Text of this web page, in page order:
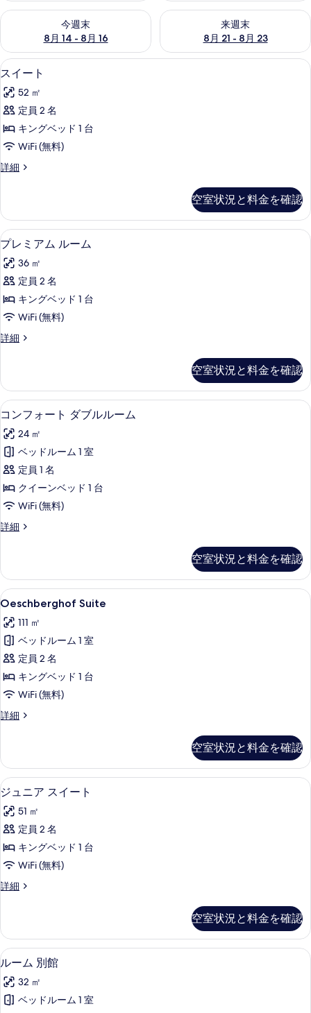
今週末
8月 14 - 8月 16
今週末 8月 14 - 8月 16 の空室状況をチェック
来週末
8月 21 - 8月 23
来週末 8月 21 - 8月 23 の空室
ス
イ
ー
ト
の
す
べ
の
写
真
を
表
示
す
る
スイート | ピロートップベッド、ミ
7
スイート
52 ㎡
定員 2 名
キングベッド 1 台
WiFi (無料)
詳細
ス
の
詳
細
空室状況と料金を確認
プ
レ
ミ
ア
ム
ル
ー
の
す
べ
て
の
写
真
を
表
る
プレミアム ルーム | ピロートップベ
6
プレミアム ルーム
36 ㎡
定員 2 名
キングベッド 1 台
WiFi (無料)
詳細
プ
ム
ル
ー
の
詳
空室状況と料金を確認
コ
ン
フ
ォ
ー
ト
ダ
ブ
ル
ー
ム
の
す
べ
て
の
写
表
示
す
る
コンフォート ダブルルーム | ピロー
4
コンフォート ダブルルーム
24 ㎡
ベッドルーム 1 室
定員 1 名
クイーンベッド 1 台
WiFi (無料)
詳細
コ
ー
ト
ダ
ル
ル
ム
の
詳
細
空室状況と料金を確認
Oeschberghof
Suite
の
す
べ
て
の
写
表
示
す
る
Oeschberghof Suite | ピロートップ
14
Oeschberghof Suite
111 ㎡
ベッドルーム 1 室
定員 2 名
キングベッド 1 台
WiFi (無料)
詳細
Oeschberghof
細
空室状況と料金を確認
ジ
ュ
ニ
ア
ス
イ
ー
の
す
べ
て
の
ピロートップベッド、ミニバー (無
9
ジュニア スイート
51 ㎡
定員 2 名
キングベッド 1 台
WiFi (無料)
詳細
ジ
ス
イ
ー
の
詳
空室状況と料金を確認
ル
ー
ム
別
ルーム 別館 | ピロートップベッド、
4
ルーム 別館
32 ㎡
ベッドルーム 1 室